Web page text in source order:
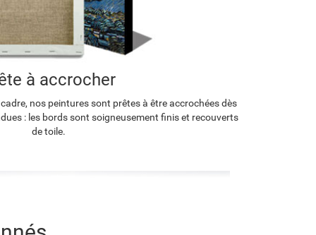
à accrocher
nos peintures sont prêtes à être accrochées dès
: les bords sont soigneusement finis et recouverts
de toile.